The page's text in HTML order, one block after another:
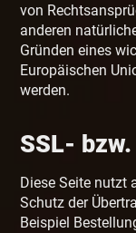
von
anderen
Gründen eines
Europäischen
werden.
SSL-
Diese Seite nutzt
Schutz der
Beispiel